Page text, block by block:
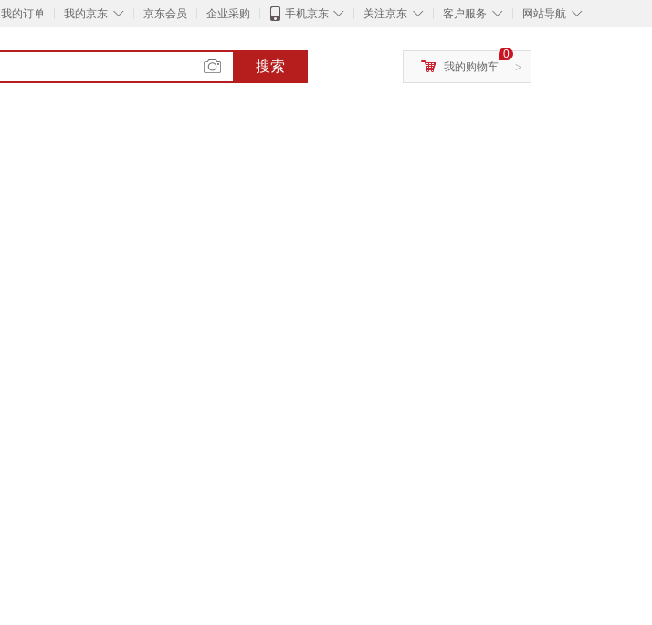
我的订单 ◇
我的京东 京东会员 企业采购 ◇
手机京东 ◇
关注京东 ◇
客户服务 ◇
网站导航
搜索 >
0
我的购物车